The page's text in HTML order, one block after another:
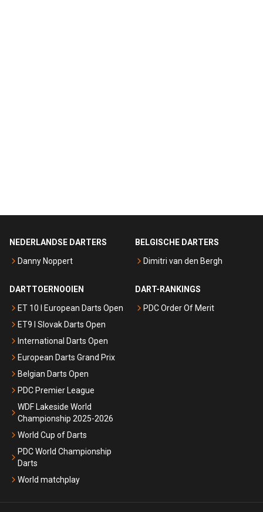
NEDERLANDSE DARTERS
Danny Noppert
BELGISCHE DARTERS
Dimitri van den Bergh
DARTTOERNOOIEN
ET 10 I European Darts Open
ET9 I Slovak Darts Open
International Darts Open
European Darts Grand Prix
Belgian Darts Open
PDC Premier League
WDF Lakeside World
Championship 2025-2026
World Cup of Darts
PDC World Championship
Darts
World matchplay
DART-RANKINGS
PDC Order Of Merit